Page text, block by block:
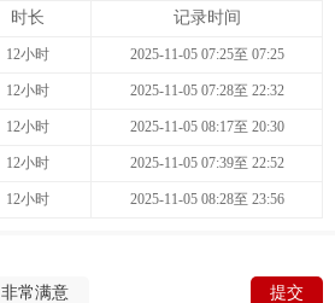
时长 记录时间
12小时 2025-11-05 07:25至 07:25
12小时 2025-11-05 07:28至 22:32
12小时 2025-11-05 08:17至 20:30
12小时 2025-11-05 07:39至 22:52
12小时 2025-11-05 08:28至 23:56
非常满意